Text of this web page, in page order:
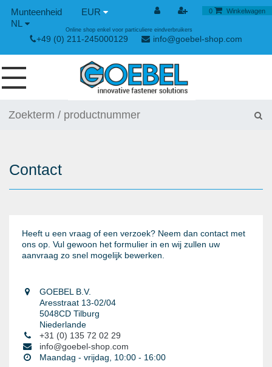
NL
EUR 0 Winkelwagen
SCHROEVEN
SPAN- EN SNELSLUITINGEN
HANDGEREEDSCHAP
LIJMEN EN AFDICHTEN
BESCHERMING
+49 (0) 211-245000129 info@goebel-shop.com
Online shop enkel voor particuliere eindverbruikers
Contact
Heeft u een vraag of een verzoek? Neem dan contact met
ons op. Vul gewoon het formulier in en wij zullen uw
aanvraag zo snel mogelijk bewerken.
GOEBEL B.V.
Aresstraat 13-02/04
5048CD Tilburg
Niederlande
+31 (0) 135 72 02 29
info@goebel-shop.com
Maandag - vrijdag, 10:00 - 16:00